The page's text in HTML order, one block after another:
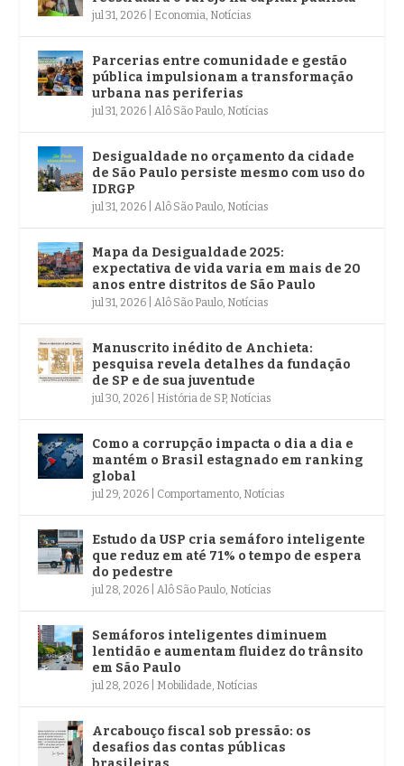
jul 31, 2026 Economia, Notícias
Parcerias entre comunidade e gestão
pública impulsionam a transformação
urbana nas periferias
jul 31, 2026 |Alô São Paulo, Notícias
Desigualdade no orçamento da cidade
de São Paulo persiste mesmo com uso do
IDRGP
jul 31, 2026 |Alô São Paulo, Notícias
Mapa da Desigualdade 2025:
expectativa de vida varia em mais de 20
anos entre distritos de São Paulo
jul 31, 2026 |Alô São Paulo, Notícias
Manuscrito inédito de Anchieta:
pesquisa revela detalhes da fundação
de SP e de sua juventude
jul 30, 2026 História de SP, Notícias
Como a corrupção impacta o dia a dia e
mantém o Brasil estagnado em ranking
global
jul 29, 2026 Comportamento, Notícias
Estudo da USP cria semáforo inteligente
que reduz em até 71% o tempo de espera
do pedestre
jul 28, 2026 |Alô São Paulo, Notícias
Semáforos inteligentes diminuem
lentidão e aumentam fluidez do trânsito
em São Paulo
jul 28, 2026 Mobilidade, Notícias
Arcabouço fiscal sob pressão: os
desafios das contas públicas